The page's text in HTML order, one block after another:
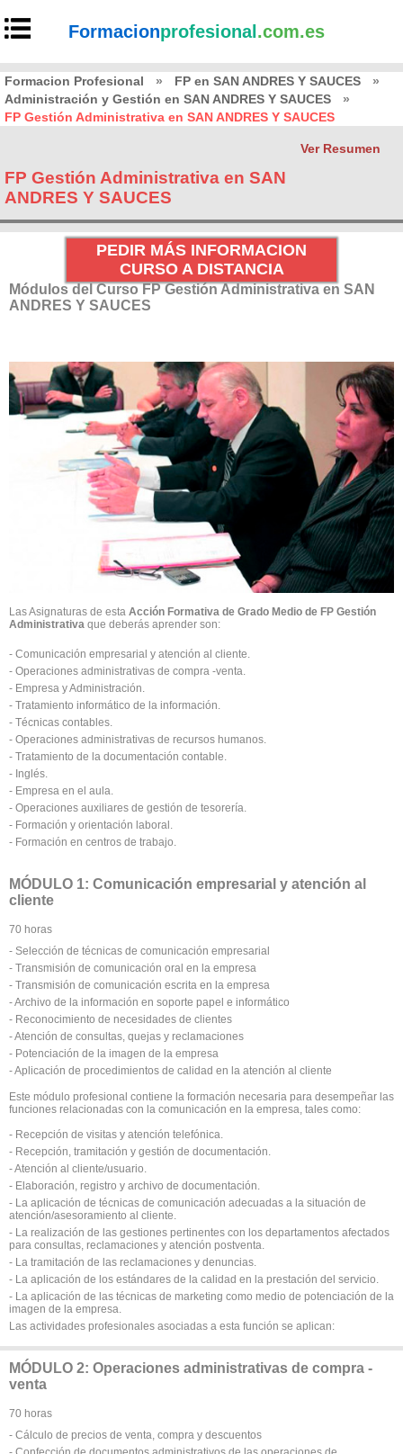
Formacionprofesional .com.es
Formacion Profesional » FP en SAN ANDRES Y SAUCES
»
Administración y Gestión en SAN ANDRES Y SAUCES
»
FP Gestión Administrativa en SAN ANDRES Y SAUCES
Ver Resumen
FP Gestión Administrativa en SAN
ANDRES Y SAUCES
PEDIR MÁS INFORMACION
CURSO A DISTANCIA
Módulos del Curso FP Gestión Administrativa en SAN
ANDRES Y SAUCES
Las Asignaturas de esta Acción Formativa de Grado Medio de FP Gestión
Administrativa que deberás aprender son:
- Comunicación empresarial y atención al cliente.
- Operaciones administrativas de compra -venta.
- Empresa y Administración.
- Tratamiento informático de la información.
- Técnicas contables.
- Operaciones administrativas de recursos humanos.
- Tratamiento de la documentación contable.
- Inglés.
- Empresa en el aula.
- Operaciones auxiliares de gestión de tesorería.
- Formación y orientación laboral.
- Formación en centros de trabajo.
MÓDULO 1: Comunicación empresarial y atención al
cliente
70 horas
- Selección de técnicas de comunicación empresarial
- Transmisión de comunicación oral en la empresa
- Transmisión de comunicación escrita en la empresa
- Archivo de la información en soporte papel e informático
- Reconocimiento de necesidades de clientes
- Atención de consultas, quejas y reclamaciones
- Potenciación de la imagen de la empresa
- Aplicación de procedimientos de calidad en la atención al cliente
Este módulo profesional contiene la formación necesaria para desempeñar las
funciones relacionadas con la comunicación en la empresa, tales como:
- Recepción de visitas y atención telefónica.
- Recepción, tramitación y gestión de documentación.
- Atención al cliente/usuario.
- Elaboración, registro y archivo de documentación.
- La aplicación de técnicas de comunicación adecuadas a la situación de
atención/asesoramiento al cliente.
- La realización de las gestiones pertinentes con los departamentos afectados
para consultas, reclamaciones y atención postventa.
- La tramitación de las reclamaciones y denuncias.
- La aplicación de los estándares de la calidad en la prestación del servicio.
- La aplicación de las técnicas de marketing como medio de potenciación de la
imagen de la empresa.
Las actividades profesionales asociadas a esta función se aplican:
MÓDULO 2: Operaciones administrativas de compra -
venta
70 horas
- Cálculo de precios de venta, compra y descuentos